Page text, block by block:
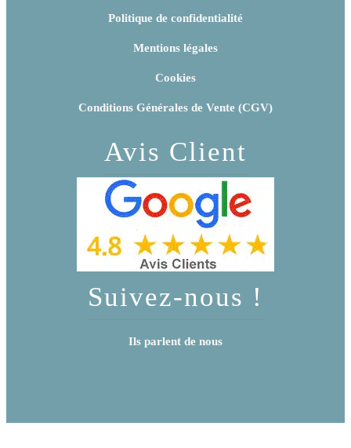
Politique de confidentialité
Mentions légales
Cookies
Conditions Générales de Vente (CGV)
Avis Client
Suivez-nous !
Ils parlent de nous